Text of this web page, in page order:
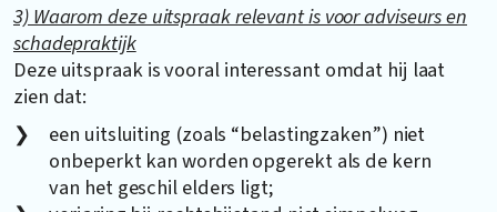
3) Waarom deze uitspraak relevant is voor adviseurs en
schadepraktijk
Deze uitspraak is vooral interessant omdat hij laat
zien dat:
een uitsluiting (zoals “belastingzaken”) niet
onbeperkt kan worden opgerekt als de kern
van het geschil elders ligt;